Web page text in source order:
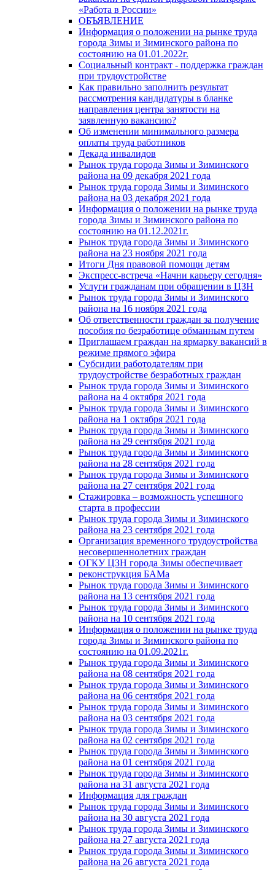
«Работа в России»
ОБЪЯВЛЕНИЕ
Информация о положении на рынке труда
города Зимы и Зиминского района по
состоянию на 01.01.2022г.
Социальный контракт - поддержка граждан
при трудоустройстве
Как правильно заполнить результат
рассмотрения кандидатуры в бланке
направления центра занятости на
заявленную вакансию?
Об изменении минимального размера
оплаты труда работников
Декада инвалидов
Рынок труда города Зимы и Зиминского
района на 09 декабря 2021 года
Рынок труда города Зимы и Зиминского
района на 03 декабря 2021 года
Информация о положении на рынке труда
города Зимы и Зиминского района по
состоянию на 01.12.2021г.
Рынок труда города Зимы и Зиминского
района на 23 ноября 2021 года
Итоги Дня правовой помощи детям
Экспресс-встреча «Начни карьеру сегодня»
Услуги гражданам при обращении в ЦЗН
Рынок труда города Зимы и Зиминского
района на 16 ноября 2021 года
Об ответственности граждан за получение
пособия по безработице обманным путем
Приглашаем граждан на ярмарку вакансий в
режиме прямого эфира
Субсидии работодателям при
трудоустройстве безработных граждан
Рынок труда города Зимы и Зиминского
района на 4 октября 2021 года
Рынок труда города Зимы и Зиминского
района на 1 октября 2021 года
Рынок труда города Зимы и Зиминского
района на 29 сентября 2021 года
Рынок труда города Зимы и Зиминского
района на 28 сентября 2021 года
Рынок труда города Зимы и Зиминского
района на 27 сентября 2021 года
Стажировка – возможность успешного
старта в профессии
Рынок труда города Зимы и Зиминского
района на 23 сентября 2021 года
Организация временного трудоустройства
несовершеннолетних граждан
ОГКУ ЦЗН города Зимы обеспечивает
реконструкция БАМа
Рынок труда города Зимы и Зиминского
района на 13 сентября 2021 года
Рынок труда города Зимы и Зиминского
района на 10 сентября 2021 года
Информация о положении на рынке труда
города Зимы и Зиминского района по
состоянию на 01.09.2021г.
Рынок труда города Зимы и Зиминского
района на 08 сентября 2021 года
Рынок труда города Зимы и Зиминского
района на 06 сентября 2021 года
Рынок труда города Зимы и Зиминского
района на 03 сентября 2021 года
Рынок труда города Зимы и Зиминского
района на 02 сентября 2021 года
Рынок труда города Зимы и Зиминского
района на 01 сентября 2021 года
Рынок труда города Зимы и Зиминского
района на 31 августа 2021 года
Информация для граждан
Рынок труда города Зимы и Зиминского
района на 30 августа 2021 года
Рынок труда города Зимы и Зиминского
района на 27 августа 2021 года
Рынок труда города Зимы и Зиминского
района на 26 августа 2021 года